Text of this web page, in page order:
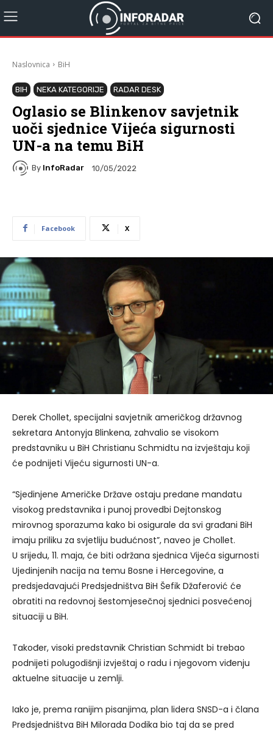
Naslovnica BiH
BIH NEKA KATEGORIJE RADAR DESK
Oglasio se Blinkenov savjetnik
uoči sjednice Vijeća sigurnosti
UN-a na temu BiH
By InfoRadar 10/05/2022
Facebook X
Derek Chollet, specijalni savjetnik američkog državnog
sekretara Antonyja Blinkena, zahvalio se visokom
predstavniku u BiH Christianu Schmidtu na izvještaju koji
će podnijeti Vijeću sigurnosti UN-a.
“Sjedinjene Američke Države ostaju predane mandatu
visokog predstavnika i punoj provedbi Dejtonskog
mirovnog sporazuma kako bi osigurale da svi građani BiH
imaju priliku za svjetliju budućnost”, naveo je Chollet.
U srijedu, 11. maja, će biti održana sjednica Vijeća sigurnosti
Ujedinjenih nacija na temu Bosne i Hercegovine, a
predsjedavajući Predsjedništva BiH Šefik Džaferović će
obratiti na redovnoj šestomjesečnoj sjednici posvećenoj
situaciji u BiH.
Također, visoki predstavnik Christian Schmidt bi trebao
podnijeti polugodišnji izvještaj o radu i njegovom viđenju
aktuelne situacije u zemlji.
Iako je, prema ranijim pisanjima, plan lidera SNSD-a i člana
Predsjedništva BiH Milorada Dodika bio taj da se pred